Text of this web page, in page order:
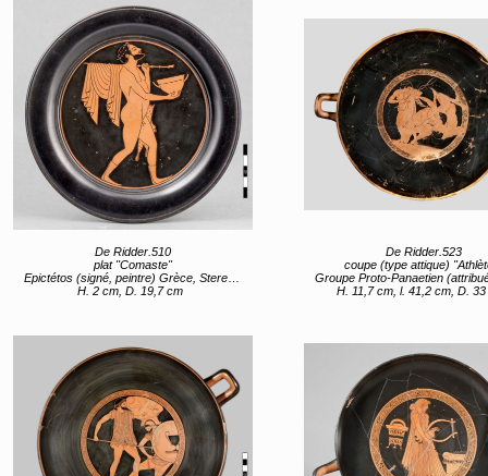
De Ridder.510
plat "Comaste"
Epictétos (signé, peintre) Grèce, Sterea Hellas Evoia, Attique (lieu de création) 520 av JC (vers)
H. 2 cm, D. 19,7 cm
De Ridder.523
coupe (type attique)
Groupe Proto-Panaetien (attribué) Grèce, Sterea Hellas Evoia, Attique (lieu de création) entre 520
H. 11,7 cm, l. 41,2 cm, D.